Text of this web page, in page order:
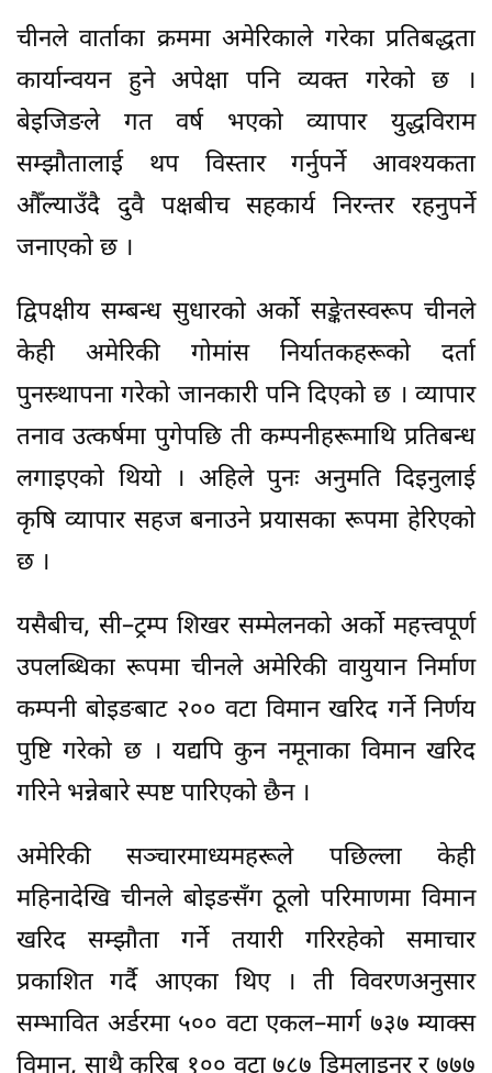
चीनले वार्ताका क्रममा अमेरिकाले गरेका प्रतिबद्धता
कार्यान्वयन हुने अपेक्षा पनि व्यक्त गरेको छ ।
बेइजिङले गत वर्ष भएको व्यापार युद्धविराम
सम्झौतालाई थप विस्तार गर्नुपर्ने आवश्यकता
औँल्याउँदै दुवै पक्षबीच सहकार्य निरन्तर रहनुपर्ने
जनाएको छ ।
द्विपक्षीय सम्बन्ध सुधारको अर्को सङ्केतस्वरूप चीनले
केही अमेरिकी गोमांस निर्यातकहरूको दर्ता
पुनस्र्थापना गरेको जानकारी पनि दिएको छ । व्यापार
तनाव उत्कर्षमा पुगेपछि ती कम्पनीहरूमाथि प्रतिबन्ध
लगाइएको थियो । अहिले पुनः अनुमति दिइनुलाई
कृषि व्यापार सहज बनाउने प्रयासका रूपमा हेरिएको
छ ।
यसैबीच, सी–ट्रम्प शिखर सम्मेलनको अर्को महत्त्वपूर्ण
उपलब्धिका रूपमा चीनले अमेरिकी वायुयान निर्माण
कम्पनी बोइङबाट २०० वटा विमान खरिद गर्ने निर्णय
पुष्टि गरेको छ । यद्यपि कुन नमूनाका विमान खरिद
गरिने भन्नेबारे स्पष्ट पारिएको छैन ।
अमेरिकी सञ्चारमाध्यमहरूले पछिल्ला केही
महिनादेखि चीनले बोइङसँग ठूलो परिमाणमा विमान
खरिद सम्झौता गर्ने तयारी गरिरहेको समाचार
प्रकाशित गर्दै आएका थिए । ती विवरणअनुसार
सम्भावित अर्डरमा ५०० वटा एकल–मार्ग ७३७ म्याक्स
विमान, साथै करिब १०० वटा ७८७ ड्रिमलाइनर र ७७७